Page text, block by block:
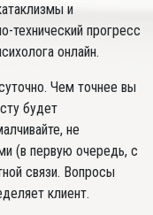
и
технический прогресс
онлайн.
Чем точнее вы
будет
не
(в первую очередь, с
связи. Вопросы
клиент.